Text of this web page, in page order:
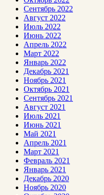
Сентябрь 2022
Август 2022
Июль 2022
Июнь 2022
Апрель 2022
Март 2022
Январь 2022
Декабрь 2021
Ноябрь 2021
Октябрь 2021
Сентябрь 2021
Август 2021
Июль 2021
Июнь 2021
Май 2021
Апрель 2021
Март 2021
Февраль 2021
Январь 2021
Декабрь 2020
Ноябрь 2020